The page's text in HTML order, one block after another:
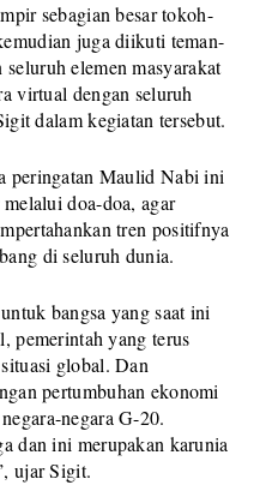
sebagian besar tokoh-
juga diikuti teman-
elemen masyarakat
virtual dengan seluruh
dalam kegiatan tersebut.
peringatan Maulid Nabi ini
doa-doa, agar
tren positifnya
di seluruh dunia.
bangsa yang saat ini
pemerintah yang terus
global. Dan
pertumbuhan ekonomi
negara G-20.
dan ini merupakan karunia
ujar Sigit.